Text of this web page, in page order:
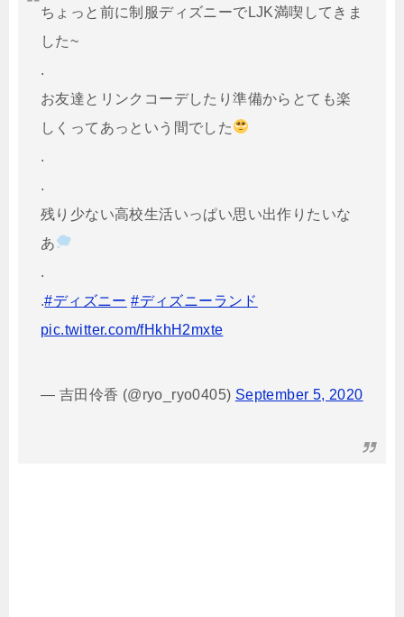
ちょっと前に制服ディズニーでLJK満喫してきま
した~
.
お友達とリンクコーデしたり準備からとても楽
しくってあっという間でした
.
.
残り少ない高校生活いっぱい思い出作りたいな
あ
.
.#ディズニー #ディズニーランド
pic.twitter.com/fHkhH2mxte
— 吉田伶香 (@ryo_ryo0405) September 5, 2020